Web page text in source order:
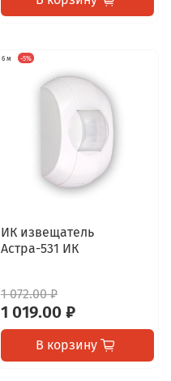
6 м -5%
ИК извещатель
Астра-531 ИК
1 072.00 ₽
1 019.00 ₽
В корзину